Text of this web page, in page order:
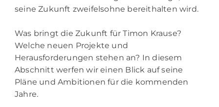
seine Zukunft zweifelsohne bereithalten wird.
Was bringt die Zukunft für Timon Krause?
Welche neuen Projekte und
Herausforderungen stehen an? In diesem
Abschnitt werfen wir einen Blick auf seine
Pläne und Ambitionen für die kommenden
Jahre.